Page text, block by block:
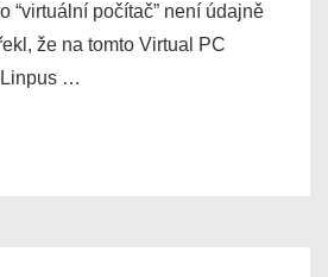
“virtuální počítač” není údajně
že na tomto Virtual PC
…